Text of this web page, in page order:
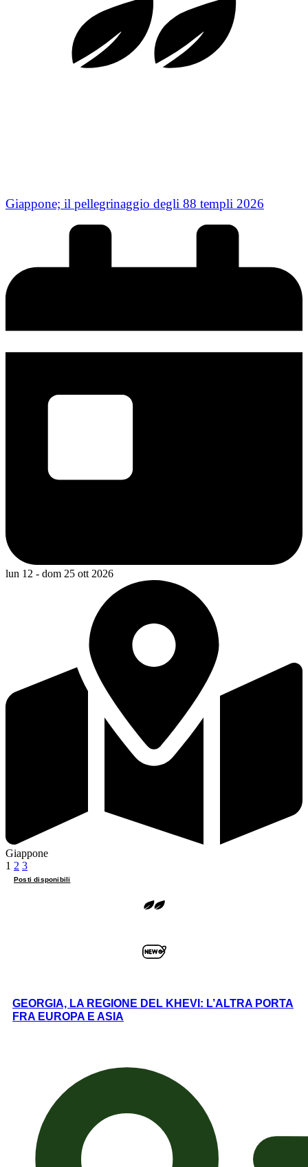
Giappone; il pellegrinaggio degli 88 templi 2026
lun 12 - dom 25 ott 2026
Giappone
1 2 3
Posti disponibili
GEORGIA, LA REGIONE DEL KHEVI: L’ALTRA PORTA
FRA EUROPA E ASIA